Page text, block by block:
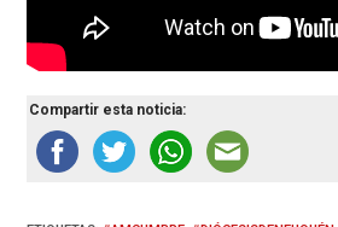
Compartir esta noticia: